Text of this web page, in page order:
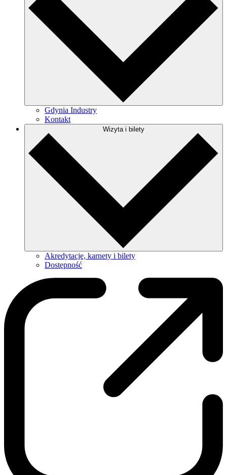
Gdynia Industry
Kontakt
Wizyta i bilety
Akredytacje, karnety i bilety
Dostępność